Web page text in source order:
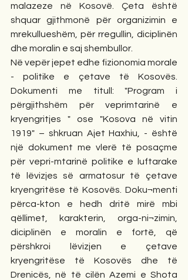
malazeze në Kosovë. Çeta është
shquar gjithmonë për organizimin e
mrekullueshëm, për rregullin, diciplinën
dhe moralin e saj shembullor.
Në vepër jepet edhe fizionomia morale
- politike e çetave të Kosovës.
Dokumenti me titull: "Program i
përgjithshëm për veprimtarinë e
kryengritjes " ose "Kosova në vitin
1919" – shkruan Ajet Haxhiu, - është
një dokument me vlerë të posaçme
për vepri-mtarinë politike e luftarake
të lëvizjes së armatosur të çetave
kryengritëse të Kosovës. Doku¬menti
përca-kton e hedh dritë mirë mbi
qëllimet, karakterin, orga-ni¬zimin,
diciplinën e moralin e fortë, që
përshkroi lëvizjen e çetave
kryengritëse të Kosovës dhe të
Drenicës, në të cilën Azemi e Shota